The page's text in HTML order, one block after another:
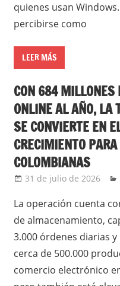
quienes usan
percibirse como
LEER MÁS
CON 684 MILLONES
ONLINE AL AÑO, LA
SE CONVIERTE EN
CRECIMIENTO
COLOMBIANAS
31 de julio de 2026
La operación cuenta
de almacenamiento,
3.000 órdenes diarias
cerca de 500.000
comercio electrónico